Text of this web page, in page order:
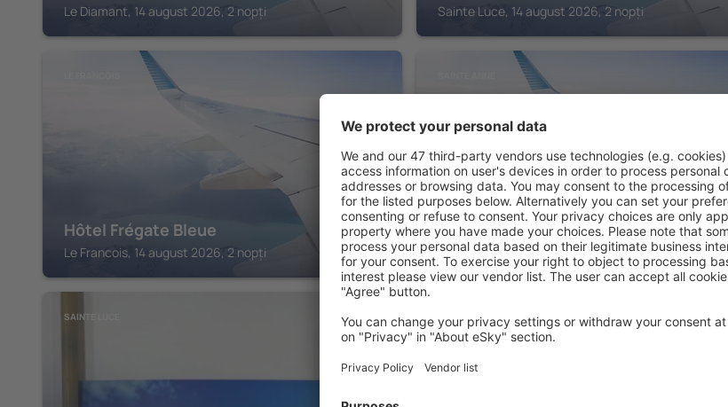
Le Diamant, 14 august 2026, 2 nopți Sainte Luce, 14 august 2026, 2 nopți
Hôtel Frégate Bleue
Le Francois, 14 august 2026, 2 nopți
LE CHANNEL HOTEL
Sainte Anne, 14 august 2026, 2 nopți
SAINTE LUCE SAINTE LUCE